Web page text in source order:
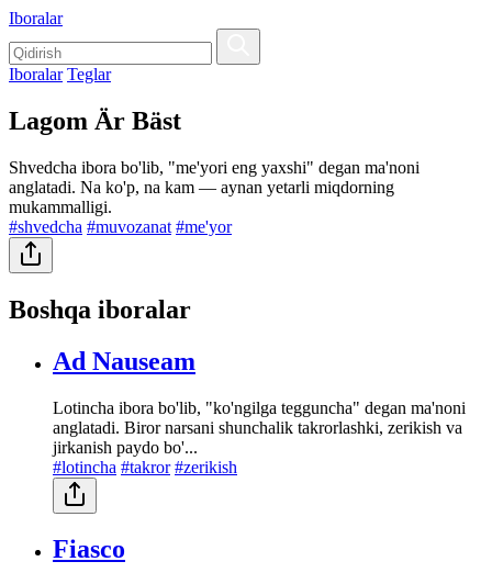
Iboralar
Iboralar Teglar
Lagom Är Bäst
Shvedcha ibora bo'lib, "me'yori eng yaxshi" degan ma'noni
anglatadi. Na ko'p, na kam — aynan yetarli miqdorning
mukammalligi.
#shvedcha #muvozanat #me'yor
Boshqa iboralar
Ad Nauseam
Lotincha ibora bo'lib, "ko'ngilga tegguncha" degan ma'noni
anglatadi. Biror narsani shunchalik takrorlashki, zerikish va
jirkanish paydo bo'...
#lotincha #takror #zerikish
Fiasco